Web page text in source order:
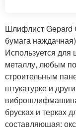
Шлифлист Gepard
бумага
Используется
металлу, любым
строительным
штукатурке и
брусках и терках
составляющая: